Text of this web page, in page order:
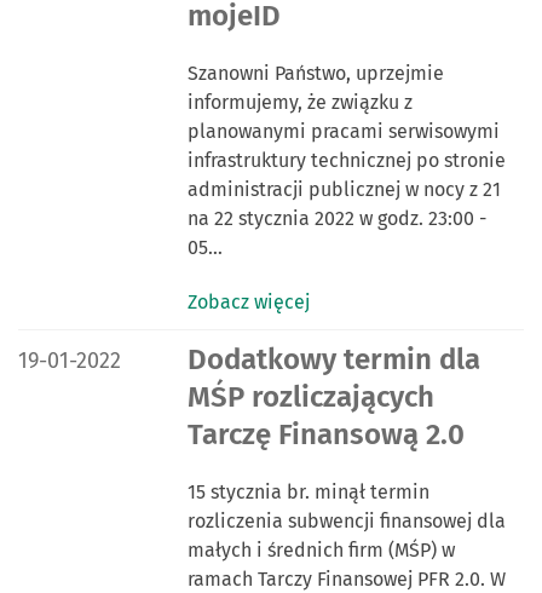
mojeID
Szanowni Państwo, uprzejmie
informujemy, że związku z
planowanymi pracami serwisowymi
infrastruktury technicznej po stronie
administracji publicznej w nocy z 21
na 22 stycznia 2022 w godz. 23:00 -
05…
Zobacz więcej
DATA PUBLIKACJI:
19-01-2022
Dodatkowy termin dla
MŚP rozliczających
Tarczę Finansową 2.0
15 stycznia br. minął termin
rozliczenia subwencji finansowej dla
małych i średnich firm (MŚP) w
ramach Tarczy Finansowej PFR 2.0. W